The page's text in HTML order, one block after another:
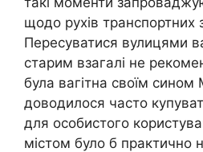
щодо рухів транспортних
Пересуватися вулицями
старим взагалі не
була вагітна своїм
доводилося часто
для особистого
містом було б практично